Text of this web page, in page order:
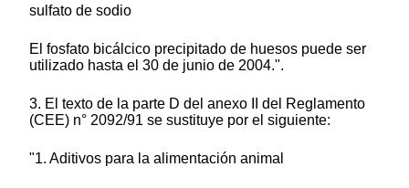
sulfato de sodio
El fosfato bicálcico precipitado de huesos puede ser
utilizado hasta el 30 de junio de 2004.".
3. El texto de la parte D del anexo II del Reglamento
(CEE) n° 2092/91 se sustituye por el siguiente:
"1. Aditivos para la alimentación animal